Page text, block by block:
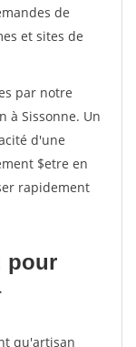
de
et sites de
par notre
à Sissonne. Un
d'une
$etre en
rapidement
pour
qu'artisan